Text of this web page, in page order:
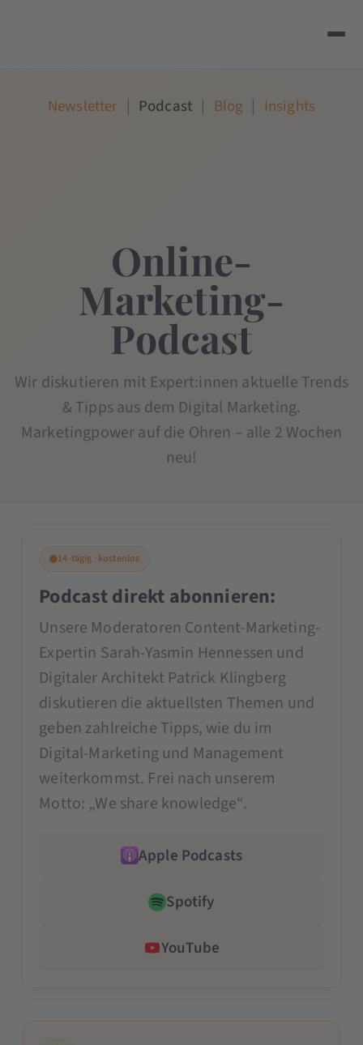
Newsletter | Podcast | Blog | Insights
Online-
Marketing-
Podcast
Wir diskutieren mit Expert:innen aktuelle Trends
& Tipps aus dem Digital Marketing.
Marketingpower auf die Ohren – alle 2 Wochen
neu!
14-tägig · kostenlos
Podcast direkt abonnieren:
Unsere Moderatoren Content-Marketing-
Expertin Sarah-Yasmin Hennessen und
Digitaler Architekt Patrick Klingberg
diskutieren die aktuellsten Themen und
geben zahlreiche Tipps, wie du im
Digital-Marketing und Management
weiterkommst. Frei nach unserem
Motto: „We share knowledge“.
Apple Podcasts
Spotify
YouTube